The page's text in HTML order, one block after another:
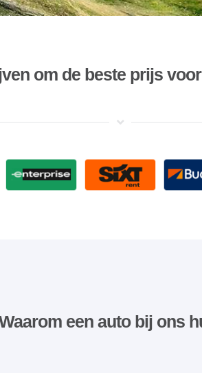
om de beste prijs
een ​​auto bij ons